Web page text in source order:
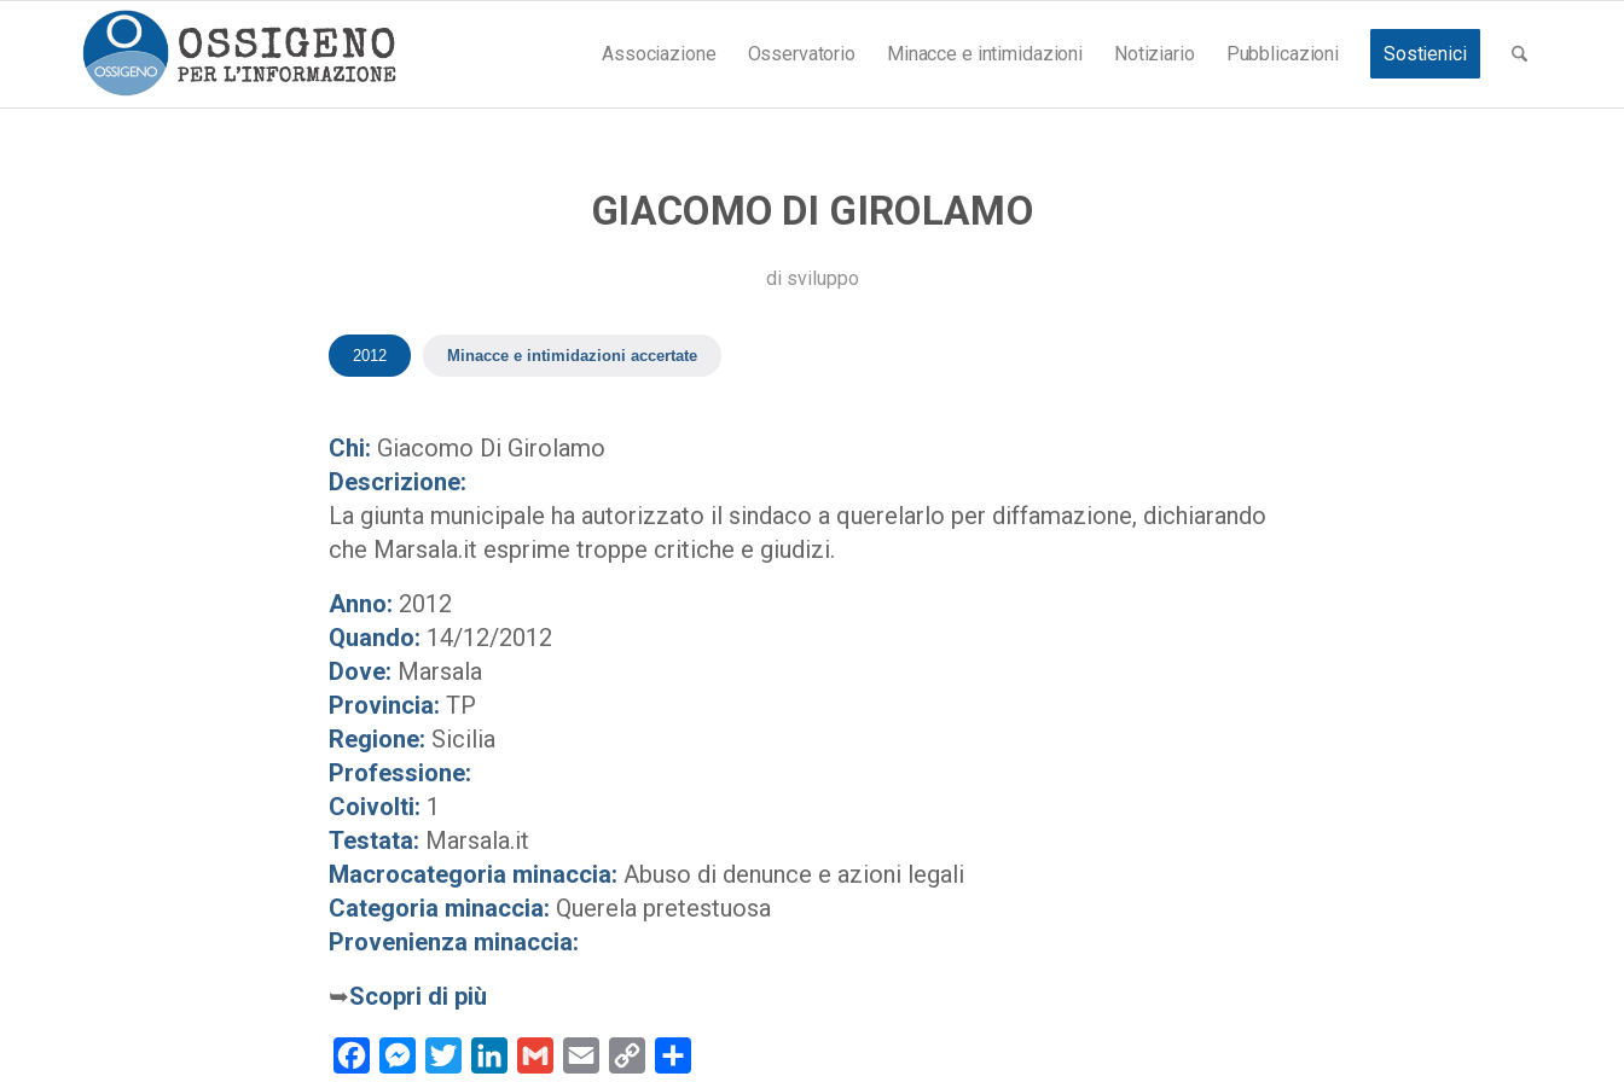
Associazione Osservatorio Minacce e intimidazioni Notiziario Pubblicazioni Sostienici
GIACOMO DI GIROLAMO
di sviluppo
2012 Minacce e intimidazioni accertate
Chi: Giacomo Di Girolamo
Descrizione:
La giunta municipale ha autorizzato il sindaco a querelarlo per diffamazione, dichiarando
che Marsala.it esprime troppe critiche e giudizi.
Anno: 2012
Quando: 14/12/2012
Dove: Marsala
Provincia: TP
Regione: Sicilia
Professione:
Coivolti: 1
Testata: Marsala.it
Macrocategoria minaccia: Abuso di denunce e azioni legali
Categoria minaccia: Querela pretestuosa
Provenienza minaccia:
➥Scopri di più
FacebookMessenger
Twitter LinkedInGmail Email
Copy